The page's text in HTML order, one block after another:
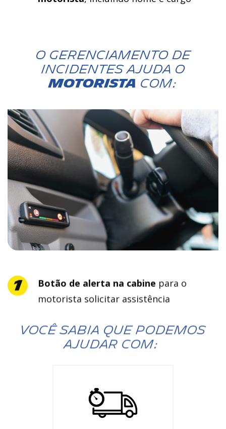
O gerenciamento de
incidentes ajuda o
motorista com:
Botão de alerta na cabine para o
motorista solicitar assistência
VOCÊ SABIA QUE PODEMOS
AJUDAR COM: